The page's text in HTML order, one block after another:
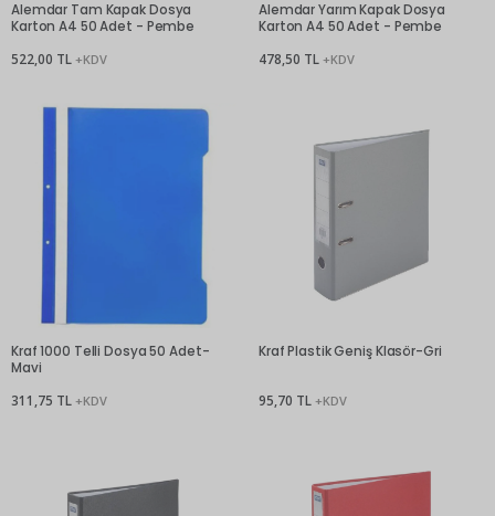
Alemdar Tam Kapak Dosya
Karton A4 50 Adet - Pembe
522,00 TL +KDV
Alemdar Yarım Kapak Dosya
Karton A4 50 Adet - Pembe
478,50 TL +KDV
Kraf 1000 Telli Dosya 50 Adet-
Mavi
311,75 TL +KDV
Kraf Plastik Geniş Klasör-Gri
95,70 TL +KDV